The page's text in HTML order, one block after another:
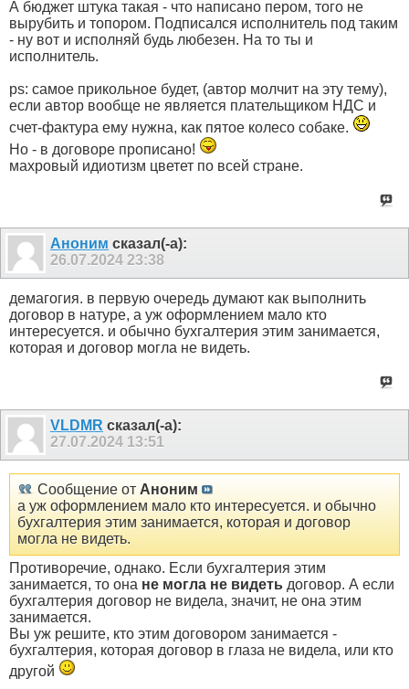
А бюджет штука такая - что написано пером, того не
вырубить и топором. Подписался исполнитель под таким
- ну вот и исполняй будь любезен. На то ты и
исполнитель.
ps: самое прикольное будет, (автор молчит на эту тему),
если автор вообще не является плательщиком НДС и
счет-фактура ему нужна, как пятое колесо собаке.
Но - в договоре прописано!
махровый идиотизм цветет по всей стране.
Аноним сказал(-а):
26.07.2024 23:38
демагогия. в первую очередь думают как выполнить
договор в натуре, а уж оформлением мало кто
интересуется. и обычно бухгалтерия этим занимается,
которая и договор могла не видеть.
VLDMR сказал(-а):
27.07.2024 13:51
Сообщение от Аноним
а уж оформлением мало кто интересуется. и обычно
бухгалтерия этим занимается, которая и договор
могла не видеть.
Противоречие, однако. Если бухгалтерия этим
занимается, то она не могла не видеть договор. А если
бухгалтерия договор не видела, значит, не она этим
занимается.
Вы уж решите, кто этим договором занимается -
бухгалтерия, которая договор в глаза не видела, или кто
другой